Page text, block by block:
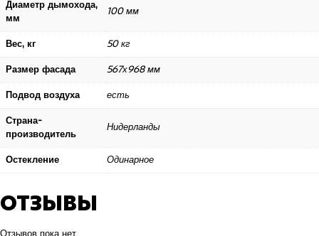
Диаметр дымохода,
мм
100 мм
Вес, кг 50 кг
Размер фасада 567х968 мм
Подвод воздуха есть
Страна-
производитель
Нидерланды
Остекление Одинарное
ОТЗЫВЫ